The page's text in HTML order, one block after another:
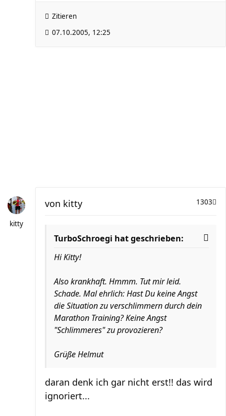
Zitieren
07.10.2005, 12:25
kitty
1303
von kitty
TurboSchroegi hat geschrieben:
Hi Kitty!
Also krankhaft. Hmmm. Tut mir leid.
Schade. Mal ehrlich: Hast Du keine Angst
die Situation zu verschlimmern durch dein
Marathon Training? Keine Angst
"Schlimmeres" zu provozieren?
Grüße Helmut
daran denk ich gar nicht erst!! das wird
ignoriert...